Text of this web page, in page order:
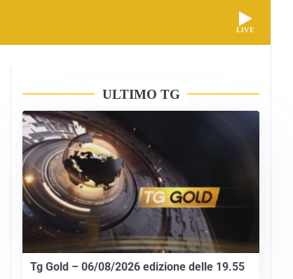
LIVE
ULTIMO TG
Tg Gold – 06/08/2026 edizione delle 19.55